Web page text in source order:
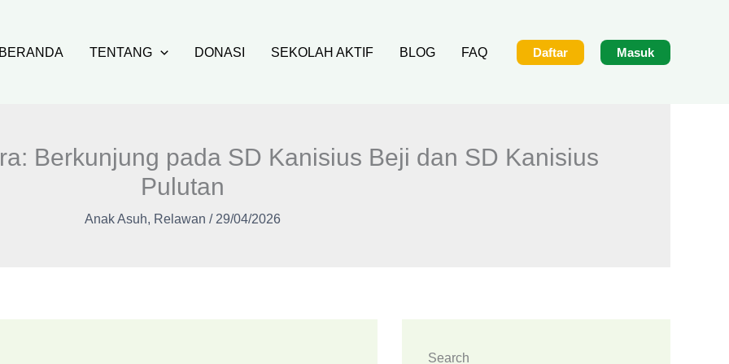
BERANDA TENTANG DONASI SEKOLAH AKTIF BLOG FAQ Daftar Masuk
Berkunjung pada SD Kanisius Beji dan SD Kanisius
Pulutan
Anak Asuh, Relawan / 29/04/2026
Search